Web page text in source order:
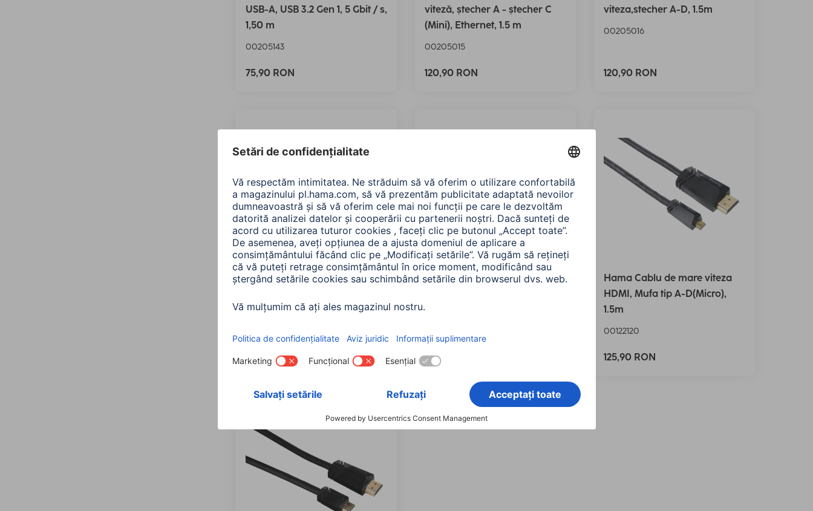
USB-A, USB 3.2 Gen 1, 5 Gbit / s,
1,50 m
00205143
75,90 RON
viteză, ștecher A - ștecher C
(Mini), Ethernet, 1.5 m
00205015
120,90 RON
viteza,stecher A-D, 1.5m
00205016
120,90 RON
Hama Cablu HDMI de mare
1.5m+adaptor
150,90 RON
Hama Adaptator HDMI,
75,90 RON
Hama Cablu de mare viteza ​​
HDMI, Mufa tip A-D(Micro),
1.5m
00122120
125,90 RON